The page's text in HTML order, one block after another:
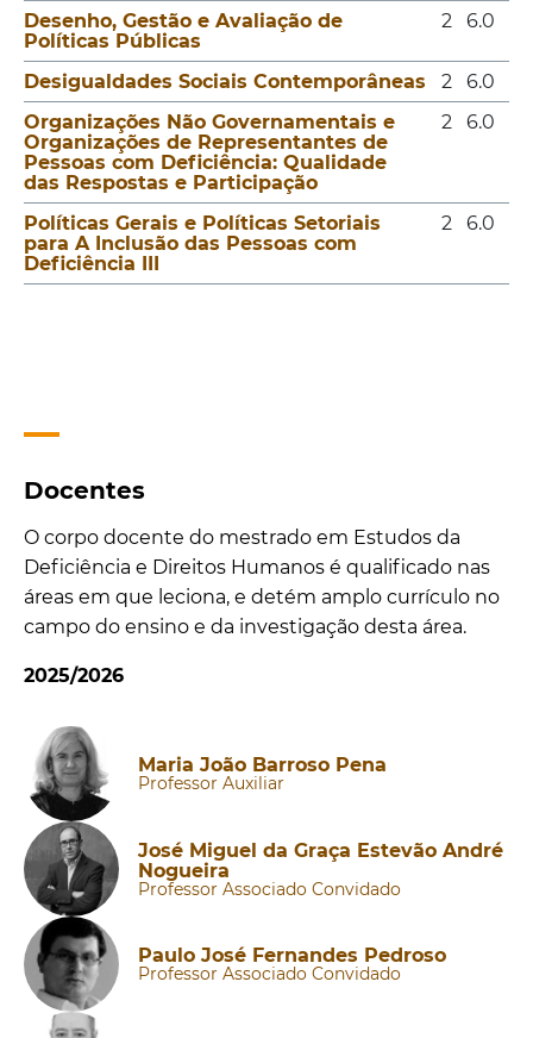
Desenho, Gestão e Avaliação de
Políticas Públicas
2 6.0
Desigualdades Sociais Contemporâneas 2
6.0
Organizações Não Governamentais e
Organizações de Representantes de
Pessoas com Deficiência: Qualidade
das Respostas e Participação
2 6.0
Políticas Gerais e Políticas Setoriais
para A Inclusão das Pessoas com
Deficiência III
2 6.0
Docentes
O corpo docente do mestrado em Estudos da
Deficiência e Direitos Humanos é qualificado nas
áreas em que leciona, e detém amplo currículo no
campo do ensino e da investigação desta área.
2025/2026
Maria João Barroso Pena
Professor Auxiliar
José Miguel da Graça Estevão André
Nogueira
Professor Associado Convidado
Paulo José Fernandes Pedroso
Professor Associado Convidado